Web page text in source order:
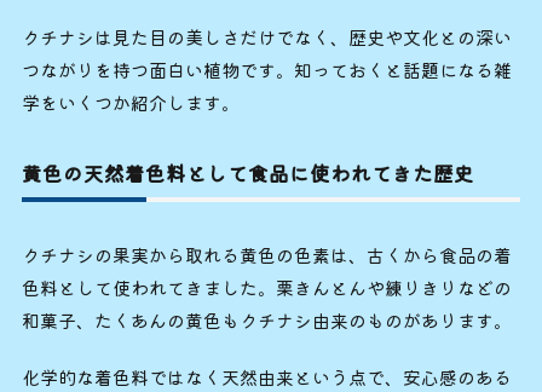
クチナシは見た目の美しさだけでなく、歴史や文化との深い
つながりを持つ面白い植物です。知っておくと話題になる雑
学をいくつか紹介します。
黄色の天然着色料として食品に使われてきた歴史
クチナシの果実から取れる黄色の色素は、古くから食品の着
色料として使われてきました。栗きんとんや練りきりなどの
和菓子、たくあんの黄色もクチナシ由来のものがあります。
化学的な着色料ではなく天然由来という点で、安心感のある